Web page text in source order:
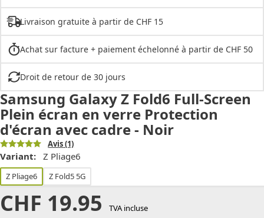
Livraison gratuite à partir de CHF 15
Achat sur facture + paiement échelonné à partir de CHF 50
Droit de retour de 30 jours
Samsung Galaxy Z Fold6 Full-Screen
Plein écran en verre Protection
d'écran avec cadre - Noir
Avis(1)
Variant: Z Pliage6
Z Pliage6 Z Fold5 5G
CHF 19.95 TVA incluse